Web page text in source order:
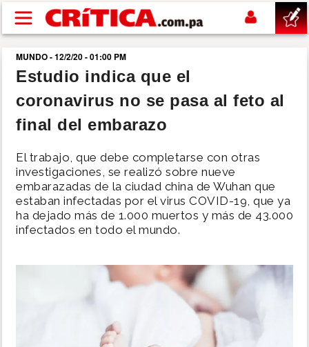
Pasar al contenido principal
buscar
SUCESOS
POLÍTICA
SHOW
MUNDO - 12/2/20 - 01:00 PM
Estudio indica que el
coronavirus no se pasa al feto al
final del embarazo
El trabajo, que debe completarse con otras
investigaciones, se realizó sobre nueve
embarazadas de la ciudad china de Wuhan que
estaban infectadas por el virus COVID-19, que ya
ha dejado más de 1.000 muertos y más de 43.000
infectados en todo el mundo.